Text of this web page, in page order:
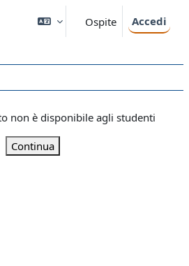
Ospite Accedi
non è disponibile agli studenti
Continua